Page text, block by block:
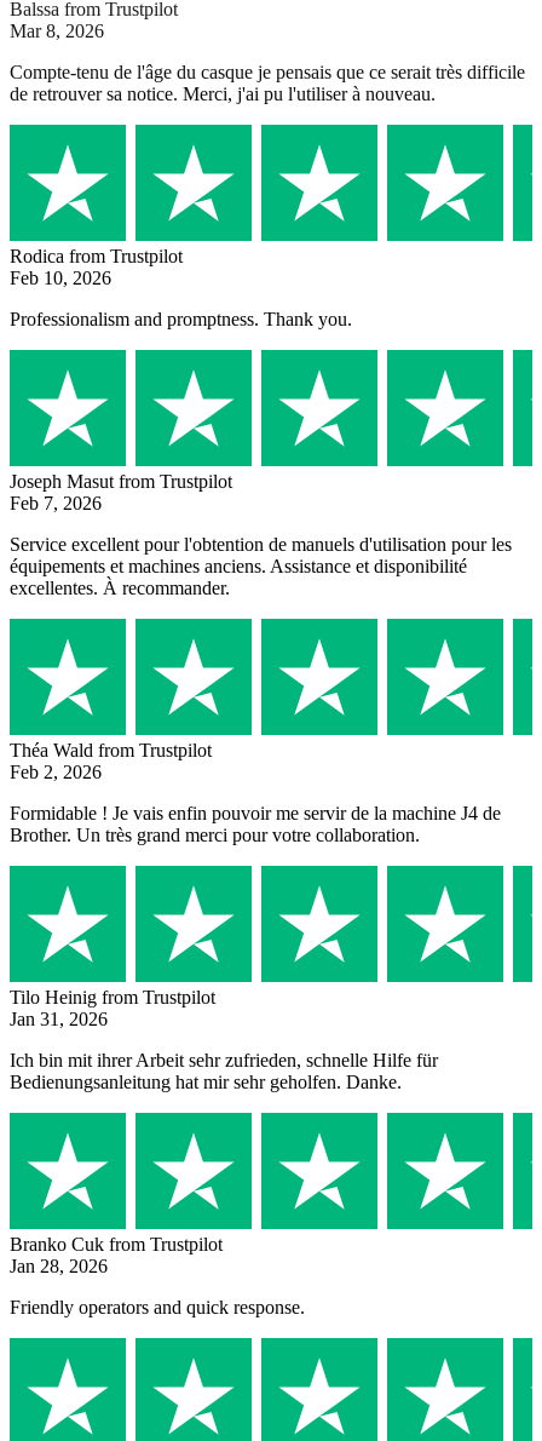
Balssa from Trustpilot
Mar 8, 2026
Compte-tenu de l'âge du casque je pensais que ce serait très difficile
de retrouver sa notice. Merci, j'ai pu l'utiliser à nouveau.
Rodica from Trustpilot
Feb 10, 2026
Professionalism and promptness. Thank you.
Joseph Masut from Trustpilot
Feb 7, 2026
Service excellent pour l'obtention de manuels d'utilisation pour les
équipements et machines anciens. Assistance et disponibilité
excellentes. À recommander.
Théa Wald from Trustpilot
Feb 2, 2026
Formidable ! Je vais enfin pouvoir me servir de la machine J4 de
Brother. Un très grand merci pour votre collaboration.
Tilo Heinig from Trustpilot
Jan 31, 2026
Ich bin mit ihrer Arbeit sehr zufrieden, schnelle Hilfe für
Bedienungsanleitung hat mir sehr geholfen. Danke.
Branko Cuk from Trustpilot
Jan 28, 2026
Friendly operators and quick response.